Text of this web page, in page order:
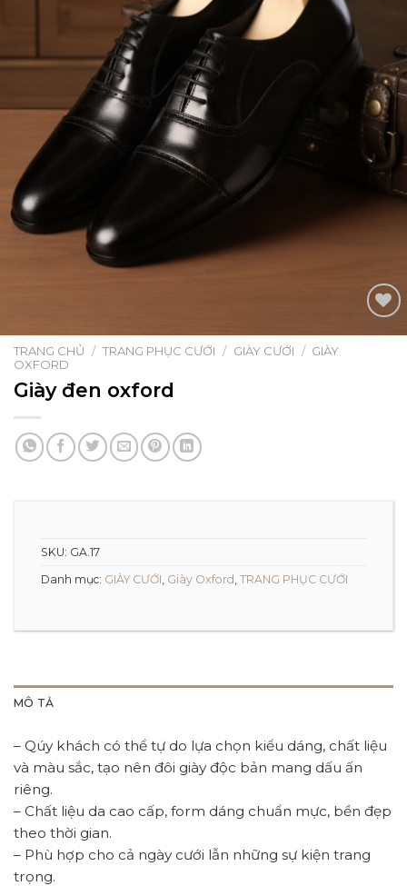
TRANG CHỦ / TRANG PHỤC CƯỚI / GIÀY CƯỚI / GIÀY
OXFORD
Giày đen oxford
SKU: GA.17
Danh mục: GIÀY CƯỚI, Giày Oxford , TRANG PHỤC CƯỚI
MÔ TẢ
– Qúy khách có thể tự do lựa chọn kiểu dáng, chất liệu
và màu sắc, tạo nên đôi giày độc bản mang dấu ấn
riêng.
– Chất liệu da cao cấp, form dáng chuẩn mực, bền đẹp
theo thời gian.
– Phù hợp cho cả ngày cưới lẫn những sự kiện trang
trọng.